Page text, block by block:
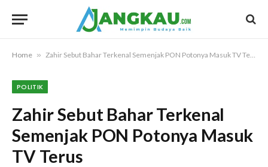
Home » Zahir Sebut Bahar Terkenal Semenjak PON Potonya Masuk TV Terus
POLITIK
Zahir Sebut Bahar Terkenal
Semenjak PON Potonya Masuk
TV Terus